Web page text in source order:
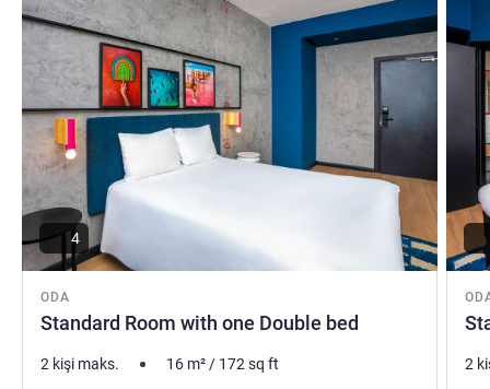
ODA
Standard Room with one Double bed
4
2 kişi maks. 16 m²/ 172sq ft 2